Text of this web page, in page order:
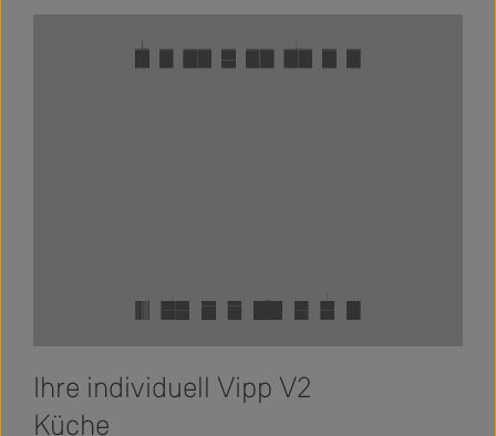
Ihre individuell Vipp V2
Küche